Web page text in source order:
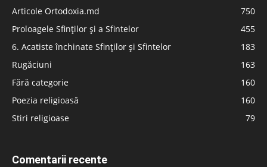
Articole Ortodoxia.md
750
Proloagele Sfinților și a Sfintelor
455
6. Acatiste închinate Sfinților și Sfintelor
183
Rugăciuni
163
Fără categorie
160
Poezia religioasă
160
Stiri religioase
79
Comentarii recente